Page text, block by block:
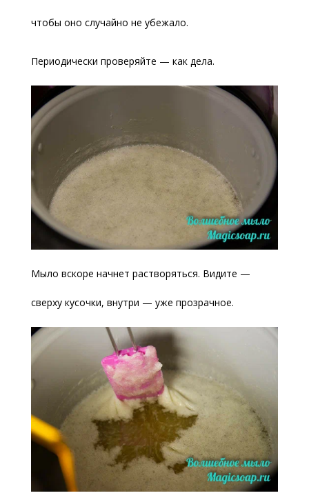
чтобы оно случайно не убежало.
Периодически проверяйте — как дела.
Мыло вскоре начнет растворяться. Видите —
сверху кусочки, внутри — уже прозрачное.